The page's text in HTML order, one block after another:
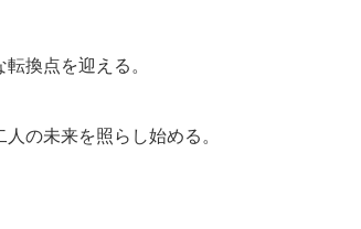
換点を迎える。
の未来を照らし始める。